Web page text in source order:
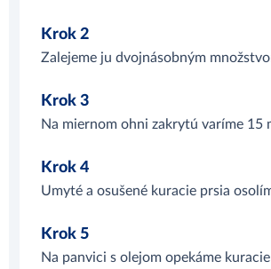
Krok 2
Zalejeme ju dvojnásobným
Krok 3
Na miernom ohni zakrytú varíme 15
Krok 4
Umyté a osušené kuracie prsia
Krok 5
Na panvici s olejom opekáme